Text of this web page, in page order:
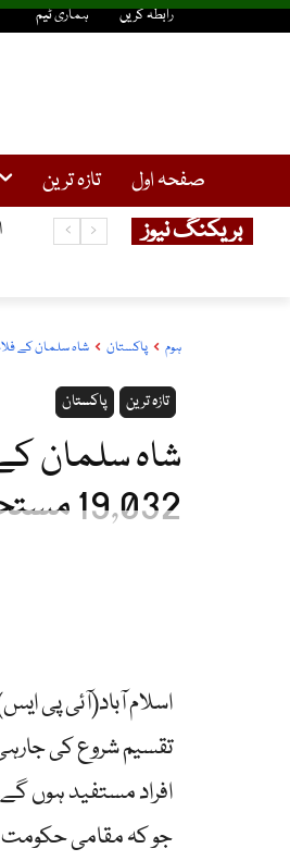
رابطہ کریں ہماری ٹیم
صفحہ اول تازہ ترین
بریکنگ نیوز
ہوم پاکستان شاہ سلمان کے فلاحی امدادی
پاکستان تازہ ترین
شاہ سلمان
19,032 مستحق گھرانوں میں اشیا خردونوش کی تقسیم